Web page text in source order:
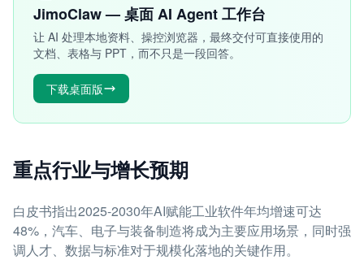
JimoClaw — 桌面 AI Agent 工作台
让 AI 处理本地资料、操控浏览器，最终交付可直接使用的
文档、表格与 PPT，而不只是一段回答。
下载桌面版
重点行业与增长预期
白皮书指出2025-2030年AI赋能工业软件年均增速可达
48%，汽车、电子与装备制造将成为主要应用场景，同时强
调人才、数据与标准对于规模化落地的关键作用。